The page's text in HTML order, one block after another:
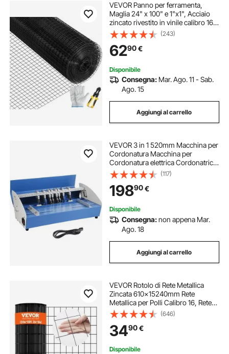
VEVOR Panno per ferramenta,
Maglia 24" x 100" e 1"x1", Acciaio
zincato rivestito in vinile calibro 16,
Recinzione in filo metallico per polli
con una pinza tagliente e un paio di
guanti in tessuto
(243)
6290€
Disponibile
Consegna: Mar. Ago. 11 - Sab.
Ago. 15
Aggiungi al carrello
VEVOR 3 in 1 520mm Macchina per
Cordonatura Macchina per
Cordonatura elettrica Cordonatrice
Perforatrice Elettrica Carta Metallo
Multifunzione
(117)
19890€
Disponibile
Consegna:non appena Mar.
Ago. 18
Aggiungi al carrello
VEVOR Rotolo di Rete Metallica
Zincata 610x15240mm Rete
Metallica per Polli Calibro 16, Rete
Metallica Rivestita in Vinile per
Recinti per Pollai, Recinti per
Serpenti di Conigli, Recinti per
Pollame
(646)
3490€
Disponibile